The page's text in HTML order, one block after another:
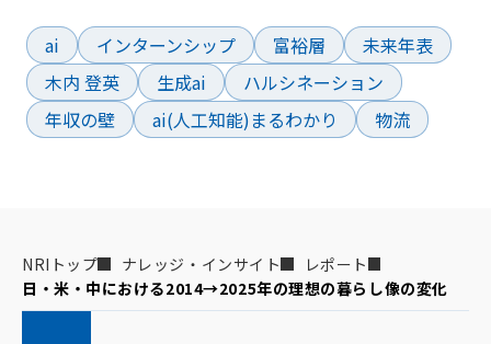
ai
インターンシップ 富裕層
未来年表
木内 登英
生成ai
ハルシネーション
年収の壁
ai(人工知能)まるわかり 物流
NRIトップ ナレッジ・インサイト
レポート
日・米・中における2014→2025年の理想の暮らし像の変化